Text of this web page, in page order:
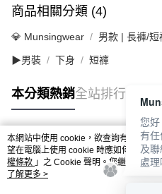
商品相關分類 (4)
💎 Munsingwear 男款 | 長褲/短
▶男裝 下身 短褲
本分類熱銷全站排行
熱門標籤
本網站中使用 cookie，欲查詢有關本網
望在電腦上使用 cookie 時應如何變更電
權條款 」之 Cookie 聲明。您繼續使用
用條款之 Cookie 聲明使用 cookie。
了解更多 >
您好
有
及
處